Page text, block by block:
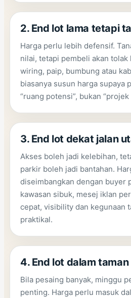
2. End lot lama tetapi
Harga perlu lebih defensif.
nilai, tetapi pembeli akan tolak
wiring, paip, bumbung atau
biasanya susun harga supaya
“ruang potensi”, bukan
3. End lot dekat jalan
Akses boleh jadi kelebihan,
parkir boleh jadi bantahan.
diseimbangkan dengan buyer
kawasan sibuk, mesej iklan
cepat, visibility dan kegunaan
praktikal.
4. End lot dalam
Bila pesaing banyak, minggu
penting. Harga perlu masuk